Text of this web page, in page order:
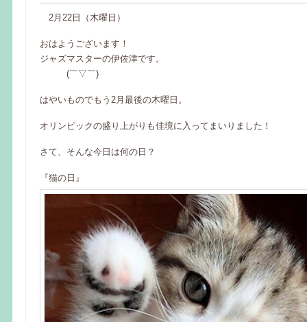
2月22日（木曜日）
おはようございます！
ジャズマスターの伊佐津です。
(￣▽￣)
はやいものでもう2月最後の木曜日。
オリンピックの盛り上がりも佳境に入ってまいりました！
さて、そんな今日は何の日？
『猫の日』